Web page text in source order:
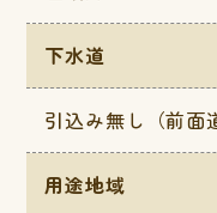
下水道
引込み無し（前面
用途地域